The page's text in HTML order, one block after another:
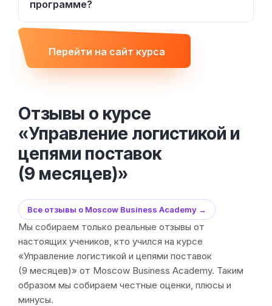
программе?
Перейти на сайт курса
Отзывы о курсе
«Управление логистикой и
цепями поставок
(9 месяцев)»
Все отзывы о Moscow Business Academy →
Мы собираем только реальные отзывы от
настоящих учеников, кто учился на курсе
«Управление логистикой и цепями поставок
(9 месяцев)» от Moscow Business Academy. Таким
образом мы собираем честные оценки, плюсы и
минусы.